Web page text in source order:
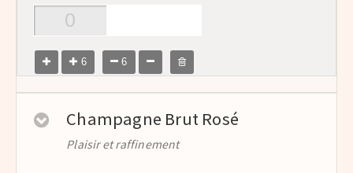
6 6
Champagne Brut Rosé
Plaisir et raffinement